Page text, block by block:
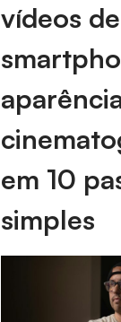
vídeos de
em 10
simples